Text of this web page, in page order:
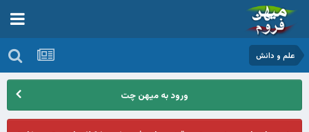
علم و دانش
ورود به میهن چت